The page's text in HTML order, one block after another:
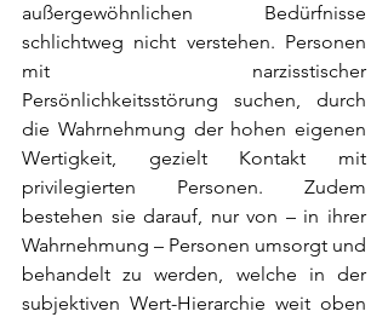
außergewöhnlichen Bedürfnisse
schlichtweg nicht verstehen. Personen
mit narzisstischer
Persönlichkeitsstörung suchen, durch
die Wahrnehmung der hohen eigenen
Wertigkeit, gezielt Kontakt mit
privilegierten Personen. Zudem
bestehen sie darauf, nur von – in ihrer
Wahrnehmung – Personen umsorgt und
behandelt zu werden, welche in der
subjektiven Wert-Hierarchie weit oben